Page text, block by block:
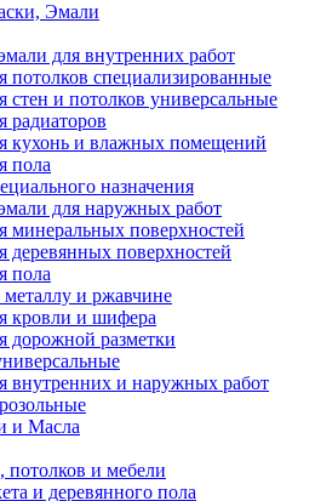
Эмали
для внутренних работ
потолков специализированные
стен и потолков универсальные
радиаторов
кухонь и влажных помещений
пола
назначения
для наружных работ
минеральных поверхностей
деревянных поверхностей
пола
и ржавчине
кровли и шифера
дорожной разметки
внутренних и наружных работ
и Масла
потолков и мебели
и деревянного пола